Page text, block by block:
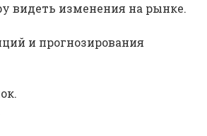
видеть изменения на рынке.
и прогнозирования